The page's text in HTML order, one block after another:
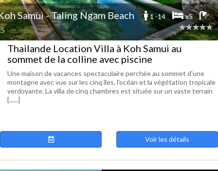
Samui - Taling Ngam Beach 1 -14
x5
Thailande Location Villa à Koh Samui au
sommet de la colline avec piscine
Une maison de vacances spectaculaire perchée au sommet d'une
montagne avec vue sur les cinq îles, l'océan et la végétation tropicale
verdoyante. La villa de cinq chambres est située sur un vaste terrain
[......]
Voir les détails